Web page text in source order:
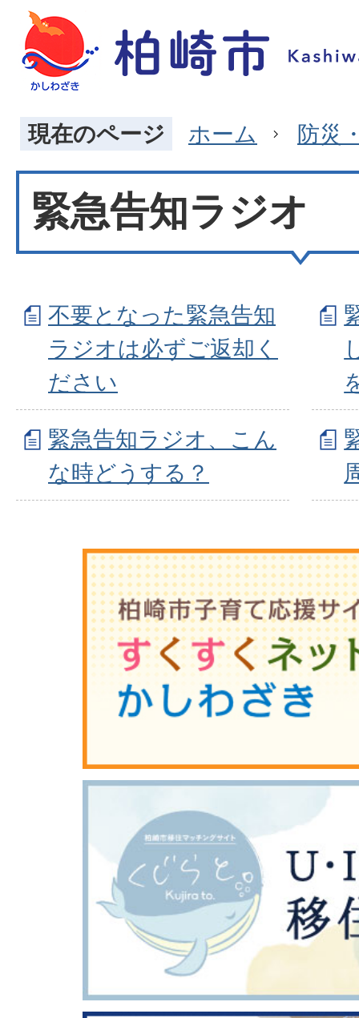
現在のページ ホーム 防災
緊急告知ラジオ
不要となった緊急告知
ラジオは必ずご返却く
ださい
緊急告知ラジオ、こん
な時どうする？